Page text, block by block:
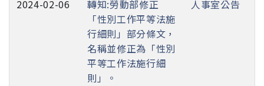
2024-02-06
轉知:勞動部修正
「性別工作平等法施
行細則」部分條文，
名稱並修正為「性別
平等工作法施行細
則」。
人事室公告